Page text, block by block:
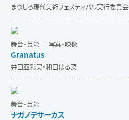
まつしろ現代美術フェスティバル実行委員会
舞台・芸能 ｜ 写真・映像
Granatus
井田亜彩実・和田はる菜
舞台・芸能
ナガノデサーカス